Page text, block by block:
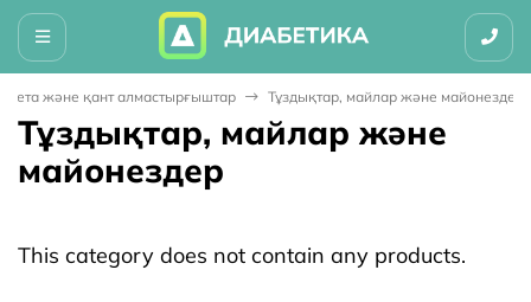
диета және қант алмастырғыштар Тұздықтар, майлар және майонездер
Тұздықтар, майлар және
майонездер
This category does not contain any products.